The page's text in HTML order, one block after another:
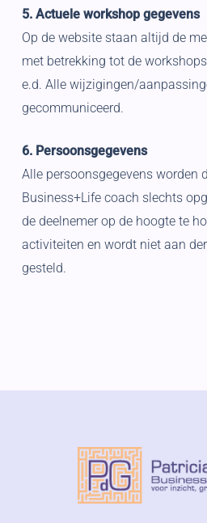
5. Actuele workshop gegevens
Op de website staan altijd de
met betrekking tot de
e.d. Alle wijzigingen/
gecommuniceerd.
6. Persoonsgegevens
Alle persoonsgegevens worden
Business+Life coach slechts
de deelnemer op de hoogte te
activiteiten en wordt niet aan
gesteld.